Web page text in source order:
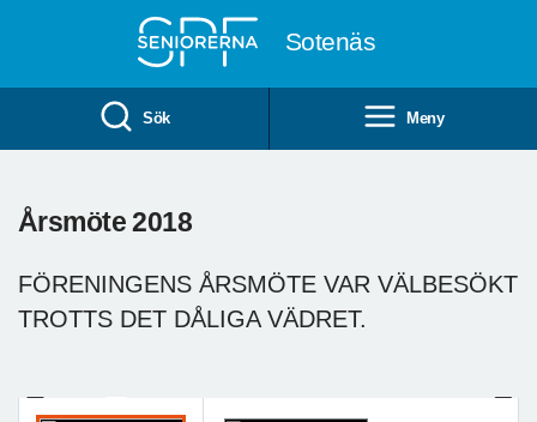
Sotenäs
Sök Meny
Årsmöte 2018
FÖRENINGENS ÅRSMÖTE VAR VÄLBESÖKT
TROTTS DET DÅLIGA VÄDRET.